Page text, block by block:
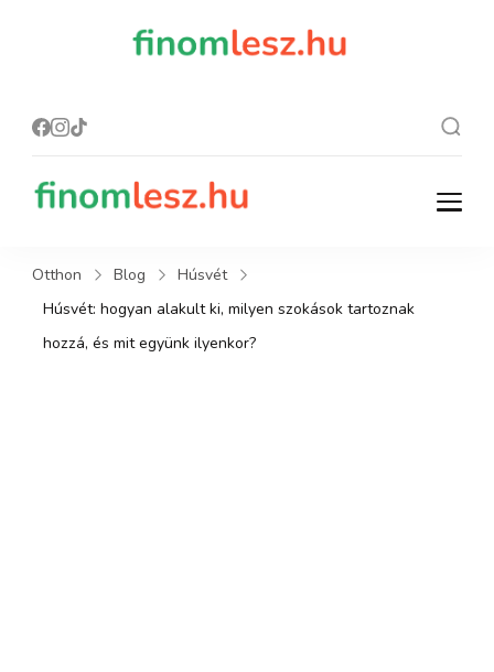
finomlesz.hu
Recept, ami finom lesz.
Otthon Blog
Húsvét
Húsvét: hogyan alakult ki, milyen szokások tartoznak
hozzá, és mit együnk ilyenkor?